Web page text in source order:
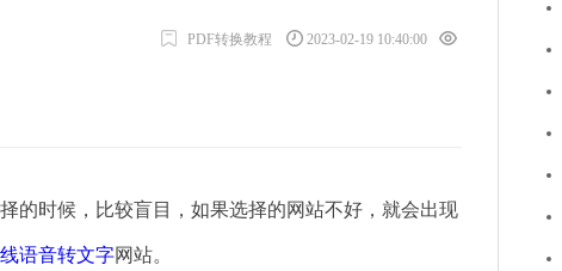
PDF转换教程 2023-02-19 10:40:00
时候，比较盲目，如果选择的网站不好，就会出现
语音转文字网站。